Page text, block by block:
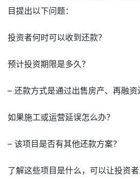
目提出以下问题：
投资者何时可以收到还款？
预计投资期限是多久？
– 还款方式是通过出售房产、再融资
如果施工或运营延误怎么办？
– 该项目是否有其他还款方案？
了解这些项目是什么，可以让投资